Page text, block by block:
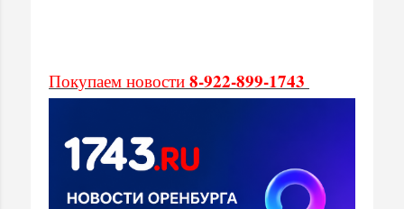
Покупаем новости 8-922-899-1743